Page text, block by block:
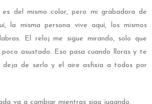
del mismo color, pero mi grabadora de
la misma persona vive aquí, los mismos
El reloj me sigue mirando, solo que
asustado. Eso pasa cuando lloras y te
deja de serlo y el aire asfixia a todos por
va a cambiar mientras siga jugando.